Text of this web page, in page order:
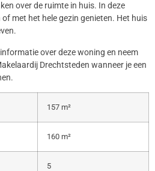
over de ruimte in huis. In deze
met het hele gezin genieten. Het huis
over deze woning en neem
Drechtsteden wanneer je een
157 m²
160 m²
5